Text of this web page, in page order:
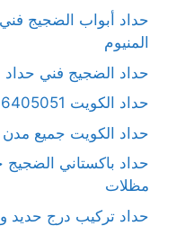
حداد أبواب الضجيج
المنيوم
حداد الضجيج فني
حداد الكويت 66405051 جميع مدن الكويت
حداد الكويت جميع
حداد باكستاني
مظلات
حداد تركيب درج حديد